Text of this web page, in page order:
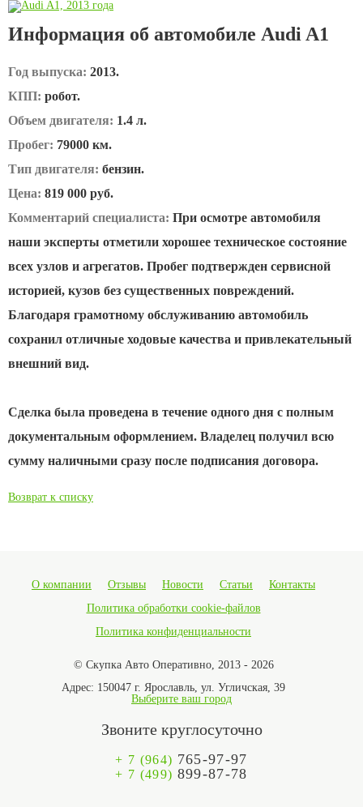
Информация об автомобиле Audi A1
Год выпуска: 2013.
КПП: робот.
Объем двигателя: 1.4 л.
Пробег: 79000 км.
Тип двигателя: бензин.
Цена: 819 000 руб.
Комментарий специалиста: При осмотре автомобиля
наши эксперты отметили хорошее техническое состояние
всех узлов и агрегатов. Пробег подтвержден сервисной
историей, кузов без существенных повреждений.
Благодаря грамотному обслуживанию автомобиль
сохранил отличные ходовые качества и привлекательный
внешний вид.
Сделка была проведена в течение одного дня с полным
документальным оформлением. Владелец получил всю
сумму наличными сразу после подписания договора.
Возврат к списку
О компании Отзывы Новости Статьи
Контакты
Политика обработки cookie-файлов
Политика конфиденциальности
© Скупка Авто Оперативно, 2013 - 2026
Адрес: 150047 г. Ярославль, ул. Угличская, 39
Выберите ваш город
Звоните круглосуточно
+ 7 (964) 765-97-97
+ 7 (499) 899-87-78